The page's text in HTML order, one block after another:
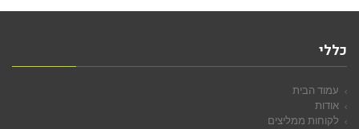
כללי
עמוד הבית
אודות
לקוחות ממליצים